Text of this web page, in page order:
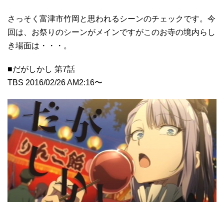
さっそく富津市竹岡と思われるシーンのチェックです。今
回は、お祭りのシーンがメインですがこのお寺の境内らし
き場面は・・・。
■だがしかし 第7話
TBS 2016/02/26 AM2:16〜